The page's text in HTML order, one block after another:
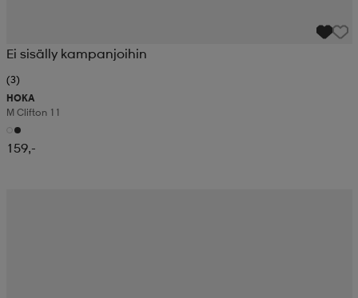
Ei sisälly kampanjoihin
(3)
HOKA
M Clifton 11
159,-